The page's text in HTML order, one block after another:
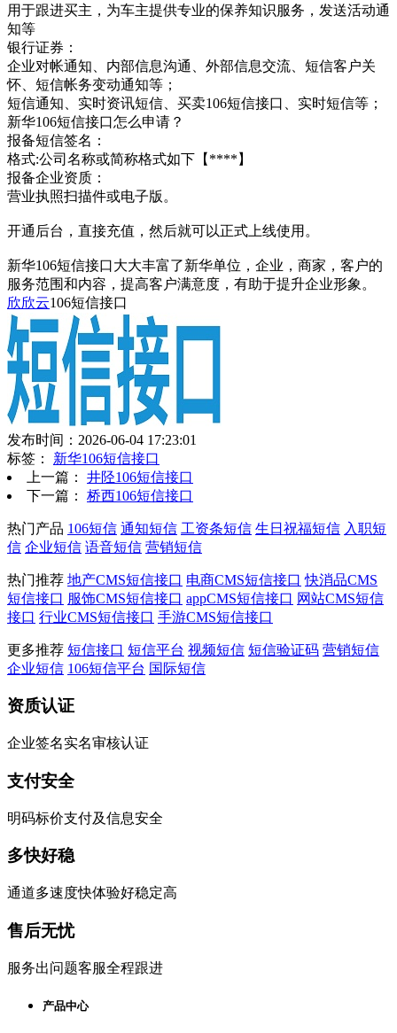
用于跟进买主，为车主提供专业的保养知识服务，发送活动通
知等
银行证券：
企业对帐通知、内部信息沟通、外部信息交流、短信客户关
怀、短信帐务变动通知等；
短信通知、实时资讯短信、买卖106短信接口、实时短信等；
新华106短信接口怎么申请？
报备短信签名：
格式:公司名称或简称格式如下【****】
报备企业资质：
营业执照扫描件或电子版。
开通后台，直接充值，然后就可以正式上线使用。
新华106短信接口大大丰富了新华单位，企业，商家，客户的
服务范围和内容，提高客户满意度，有助于提升企业形象。
欣欣云106短信接口
发布时间：2026-06-04 17:23:01
标签： 新华106短信接口
上一篇： 井陉106短信接口
下一篇： 桥西106短信接口
热门产品 106短信 通知短信 工资条短信 生日祝福短信 入职短
信 企业短信 语音短信 营销短信
热门推荐 地产CMS短信接口 电商CMS短信接口 快消品CMS
短信接口 服饰CMS短信接口 appCMS短信接口 网站CMS短信
接口 行业CMS短信接口 手游CMS短信接口
更多推荐 短信接口 短信平台 视频短信 短信验证码 营销短信
企业短信 106短信平台 国际短信
资质认证
企业签名实名审核认证
支付安全
明码标价支付及信息安全
多快好稳
通道多速度快体验好稳定高
售后无忧
服务出问题客服全程跟进
产品中心